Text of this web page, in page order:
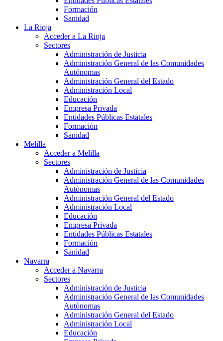
Formación
Sanidad
La Rioja
Acceder a La Rioja
Sectores
Administración de Justicia
Administración General de las Comunidades
Autónomas
Administración General del Estado
Administración Local
Educación
Empresa Privada
Entidades Públicas Estatales
Formación
Sanidad
Melilla
Acceder a Melilla
Sectores
Administración de Justicia
Administración General de las Comunidades
Autónomas
Administración General del Estado
Administración Local
Educación
Empresa Privada
Entidades Públicas Estatales
Formación
Sanidad
Navarra
Acceder a Navarra
Sectores
Administración de Justicia
Administración General de las Comunidades
Autónomas
Administración General del Estado
Administración Local
Educación